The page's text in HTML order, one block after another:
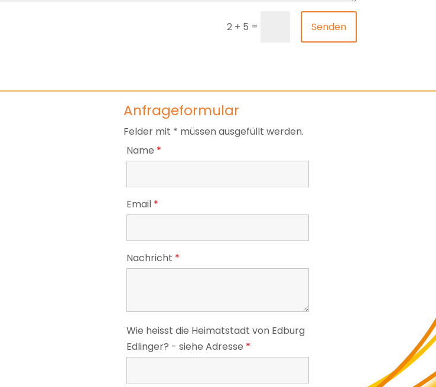
2 + 5 = Senden
Anfrageformular
Felder mit * müssen ausgefüllt werden.
Name *
Email *
Nachricht *
Wie heisst die Heimatstadt von Edburg
Edlinger? - siehe Adresse *